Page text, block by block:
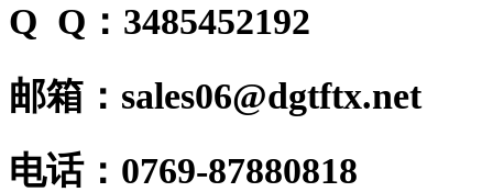
Q Q：3485452192
邮箱：sales06@dgtftx.net
电话：0769-87880818